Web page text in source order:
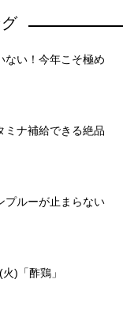
ない！今年こそ極め
ミナ補給できる絶品
プルーが止まらない
)「酢鶏」